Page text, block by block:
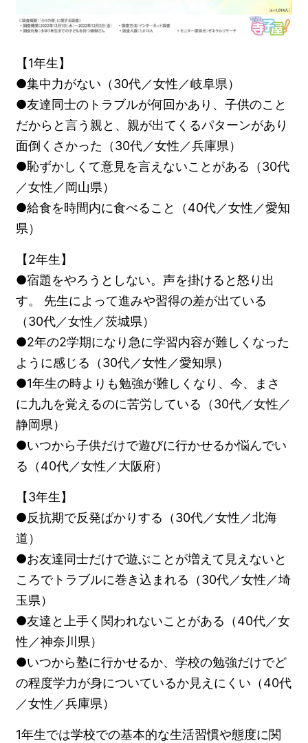
【1年生】
●集中力がない（30代／女性／岐阜県）
●友達同士のトラブルが何回かあり、子供のこと
だからと言う親と、親が出てくるパターンがあり
面倒くさかった（30代／女性／兵庫県）
●恥ずかしくて意見を言えないことがある（30代
／女性／岡山県）
●給食を時間内に食べること（40代／女性／愛知
県）
【2年生】
●宿題をやろうとしない。声を掛けると怒り出
す。 先生によって進みや習得の差が出ている
（30代／女性／茨城県）
●2年の2学期になり急に学習内容が難しくなった
ように感じる（30代／女性／愛知県）
●1年生の時よりも勉強が難しくなり、今、まさ
に九九を覚えるのに苦労している（30代／女性／
静岡県）
●いつから子供だけで遊びに行かせるか悩んでい
る（40代／女性／大阪府）
【3年生】
●反抗期で反発ばかりする（30代／女性／北海
道）
●お友達同士だけで遊ぶことが増えて見えないと
ころでトラブルに巻き込まれる（30代／女性／埼
玉県）
●友達と上手く関われないことがある（40代／女
性／神奈川県）
●いつから塾に行かせるか、学校の勉強だけでど
の程度学力が身についているか見えにくい（40代
／女性／兵庫県）
1年生では学校での基本的な生活習慣や態度に関